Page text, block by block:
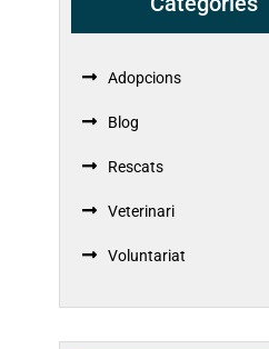
Adopcions
Blog
Rescats
Veterinari
Voluntariat